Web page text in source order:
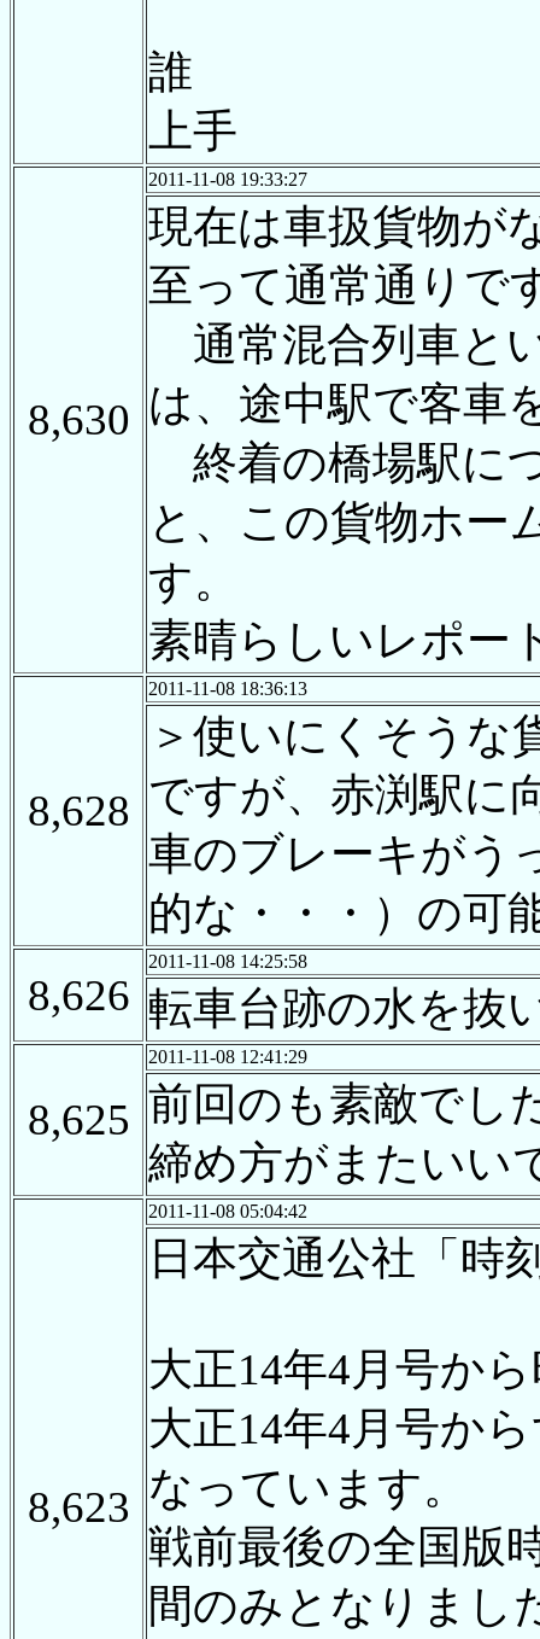
誰
上手
8,630
2011-11-08 19:33:27
現在は車扱貨物が
至って通常通りで
通常混合列車と
は、途中駅で客車
終着の橋場駅に
と、この貨物ホー
す。
素晴らしいレポー
8,628
2011-11-08 18:36:13
＞使いにくそうな
ですが、赤渕駅に
車のブレーキがう
的な・・・）の可
8,626
2011-11-08 14:25:58
転車台跡の水を抜
8,625
2011-11-08 12:41:29
前回のも素敵でし
締め方がまたいい
8,623
2011-11-08 05:04:42
日本交通公社「時
大正14年4月号か
大正14年4月号か
なっています。
戦前最後の全国版
間のみとなりまし